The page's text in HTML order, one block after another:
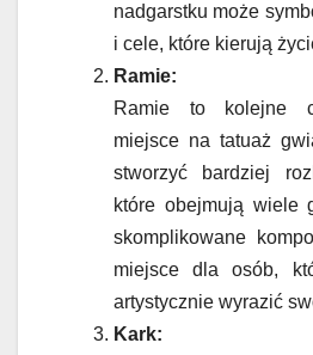
nadgarstku może
i cele, które kierują
Ramie:
Ramie to kolejne
miejsce na tatuaż
stworzyć bardziej
które obejmują wiele
skomplikowane
miejsce dla osób,
artystycznie wyrazić
Kark: